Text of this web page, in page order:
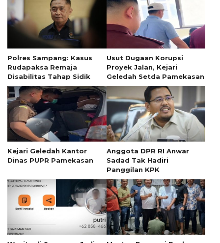
Polres Sampang: Kasus
Rudapaksa Remaja
Disabilitas Tahap Sidik
Usut Dugaan Korupsi
Proyek Jalan, Kejari
Geledah Setda Pamekasan
Kejari Geledah Kantor
Dinas PUPR Pamekasan
Anggota DPR RI Anwar
Sadad Tak Hadiri
Panggilan KPK